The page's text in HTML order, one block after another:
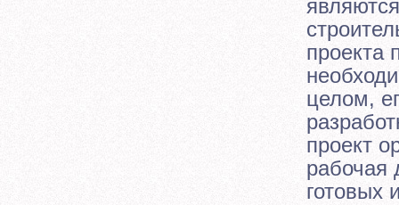
проекта
целом,
проект
рабочая
готовых